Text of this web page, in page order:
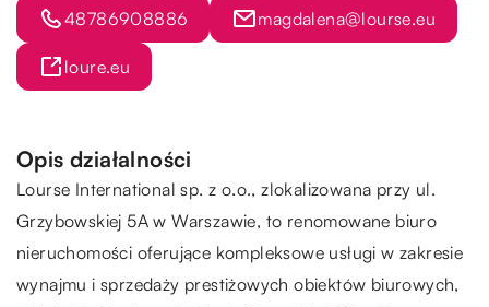
48786908886 magdalena@lourse.eu
loure.eu
Opis działalności
Lourse International sp. z o.o., zlokalizowana przy ul.
Grzybowskiej 5A w Warszawie, to renomowane biuro
nieruchomości oferujące kompleksowe usługi w zakresie
wynajmu i sprzedaży prestiżowych obiektów biurowych,